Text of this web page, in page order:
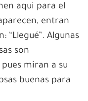
aqui para el
entran
“Llegué”. Algunas
son
miran a su
buenas para